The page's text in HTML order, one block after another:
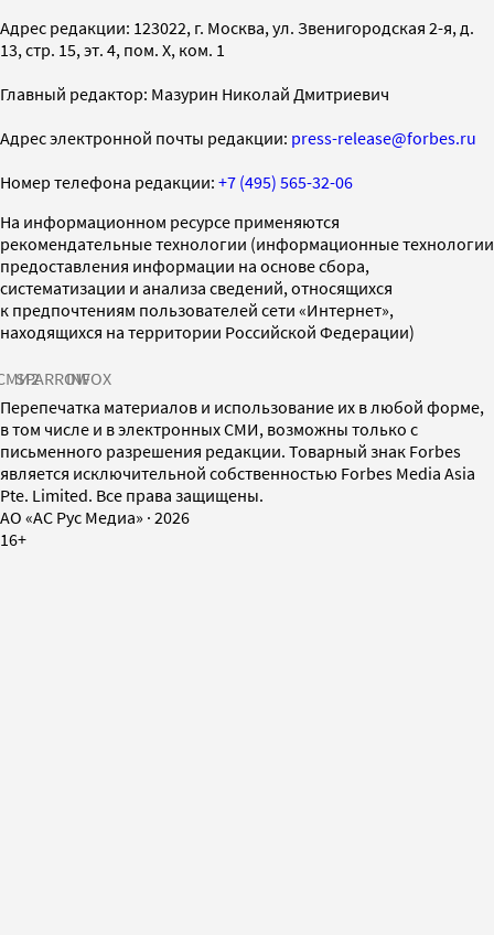
Адрес редакции: 123022, г. Москва, ул. Звенигородская 2-я, д.
13, стр. 15, эт. 4, пом. X, ком. 1
Главный редактор: Мазурин Николай Дмитриевич
Адрес электронной почты редакции: press-release@forbes.ru
Номер телефона редакции: +7 (495) 565-32-06
На информационном ресурсе применяются
рекомендательные технологии (информационные технологии
предоставления информации на основе сбора,
систематизации и анализа сведений, относящихся
к предпочтениям пользователей сети «Интернет»,
находящихся на территории Российской Федерации)
SPARROWINFOX
Перепечатка материалов и использование их в любой форме,
в том числе и в электронных СМИ, возможны только с
письменного разрешения редакции. Товарный знак Forbes
является исключительной собственностью Forbes Media Asia
Pte. Limited. Все права защищены.
AO «АС Рус Медиа» · 2026
16+